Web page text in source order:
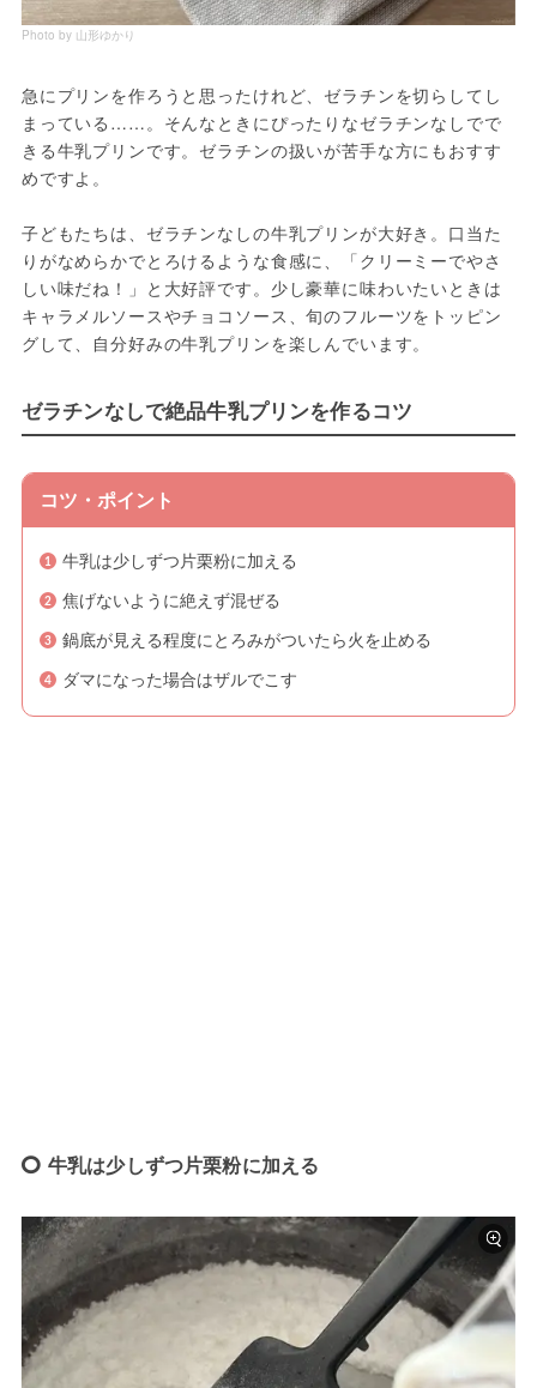
Photo by 山形ゆかり
急にプリンを作ろうと思ったけれど、ゼラチンを切らしてし
まっている……。そんなときにぴったりなゼラチンなしでで
きる牛乳プリンです。ゼラチンの扱いが苦手な方にもおすす
めですよ。
子どもたちは、ゼラチンなしの牛乳プリンが大好き。口当た
りがなめらかでとろけるような食感に、「クリーミーでやさ
しい味だね！」と大好評です。少し豪華に味わいたいときは
キャラメルソースやチョコソース、旬のフルーツをトッピン
グして、自分好みの牛乳プリンを楽しんでいます。
ゼラチンなしで絶品牛乳プリンを作るコツ
コツ・ポイント
牛乳は少しずつ片栗粉に加える
焦げないように絶えず混ぜる
鍋底が見える程度にとろみがついたら火を止める
ダマになった場合はザルでこす
牛乳は少しずつ片栗粉に加える